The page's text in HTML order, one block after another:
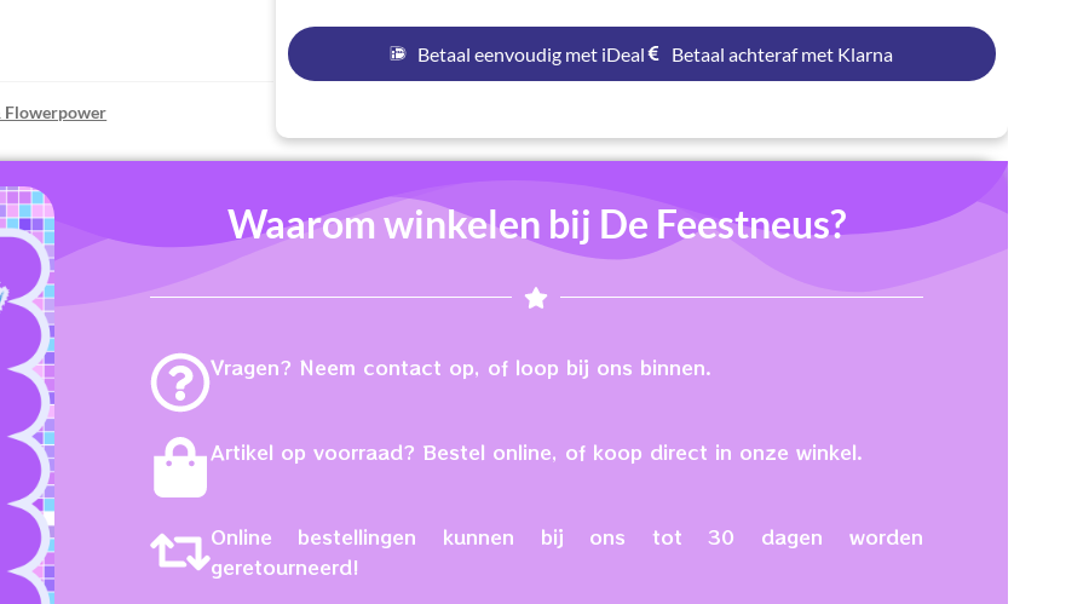
Flowerpower
Betaal eenvoudig met iDeal Betaal achteraf met Klarna
Waarom winkelen bij De Feestneus?
Vragen? Neem contact op, of loop bij ons binnen.
Artikel op voorraad? Bestel online, of koop direct in onze winkel.
Online bestellingen kunnen bij ons tot 30 dagen worden
geretourneerd!